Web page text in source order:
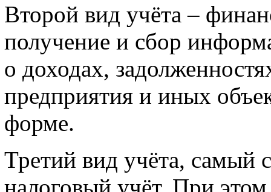
Второй вид учёта –
получение и сбор
о доходах,
предприятия и иных
форме.
Третий вид учёта, самый
налоговый учёт. При этом